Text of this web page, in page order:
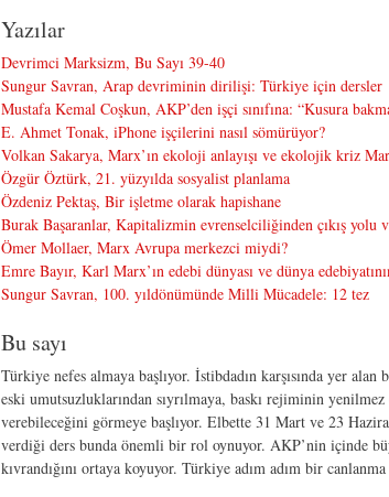
Yazılar
Devrimci Marksizm, Bu Sayı 39-40
Sungur Savran, Arap devriminin dirilişi: Türkiye için dersler
Mustafa Kemal Coşkun, AKP’den işçi sınıfına: “Kusura
E. Ahmet Tonak, iPhone işçilerini nasıl sömürüyor?
Volkan Sakarya, Marx’ın ekoloji anlayışı ve ekolojik kriz
Özgür Öztürk, 21. yüzyılda sosyalist planlama
Özdeniz Pektaş, Bir işletme olarak hapishane
Burak Başaranlar, Kapitalizmin evrenselciliğinden çıkış yolu
Ömer Mollaer, Marx Avrupa merkezci miydi?
Emre Bayır, Karl Marx’ın edebi dünyası ve dünya
Sungur Savran, 100. yıldönümünde Milli Mücadele: 12 tez
Bu sayı
Türkiye nefes almaya başlıyor. İstibdadın karşısında yer
eski umutsuzluklarından sıyrılmaya, baskı rejiminin
verebileceğini görmeye başlıyor. Elbette 31 Mart ve 23
verdiği ders bunda önemli bir rol oynuyor. AKP’nin içinde
kıvrandığını ortaya koyuyor. Türkiye adım adım bir